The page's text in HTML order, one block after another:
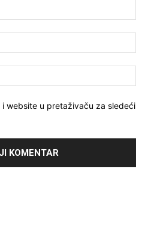
i website u pretaživaču za sledeći